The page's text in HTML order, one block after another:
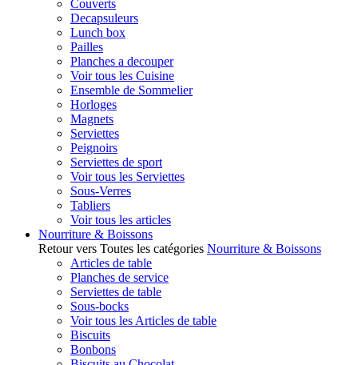
Couverts
Decapsuleurs
Lunch box
Pailles
Planches a decouper
Voir tous les Cuisine
Ensemble de Sommelier
Horloges
Magnets
Serviettes
Peignoirs
Serviettes de sport
Voir tous les Serviettes
Sous-Verres
Tabliers
Voir tous les articles
Nourriture & Boissons
Retour vers Toutes les catégories Nourriture & Boissons
Articles de table
Planches de service
Serviettes de table
Sous-bocks
Voir tous les Articles de table
Biscuits
Bonbons